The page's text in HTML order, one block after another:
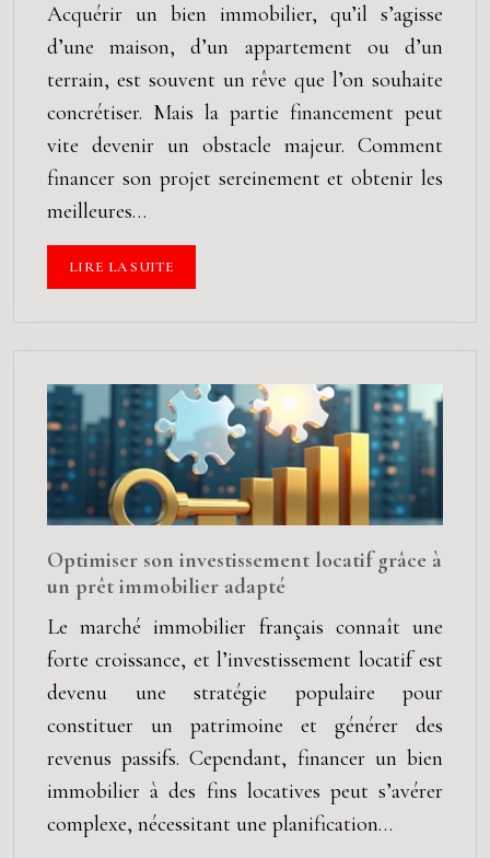
Acquérir un bien immobilier, qu’il s’agisse
d’une maison, d’un appartement ou d’un
terrain, est souvent un rêve que l’on souhaite
concrétiser. Mais la partie financement peut
vite devenir un obstacle majeur. Comment
financer son projet sereinement et obtenir les
meilleures…
LIRE LA SUITE
Optimiser son investissement locatif grâce à
un prêt immobilier adapté
Le marché immobilier français connaît une
forte croissance, et l’investissement locatif est
devenu une stratégie populaire pour
constituer un patrimoine et générer des
revenus passifs. Cependant, financer un bien
immobilier à des fins locatives peut s’avérer
complexe, nécessitant une planification…